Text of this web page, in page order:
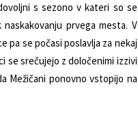
s sezono v kateri so se
prvega mesta. V
pa se počasi poslavlja za nekaj
se srečujejo z določenimi izzivi
Mežičani ponovno vstopijo na